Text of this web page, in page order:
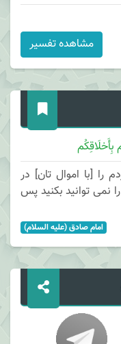
مشاهده تفسیر
را [با اموال تان] در
نمی توانید بکنید پس
امام صادق (علیه السلام)